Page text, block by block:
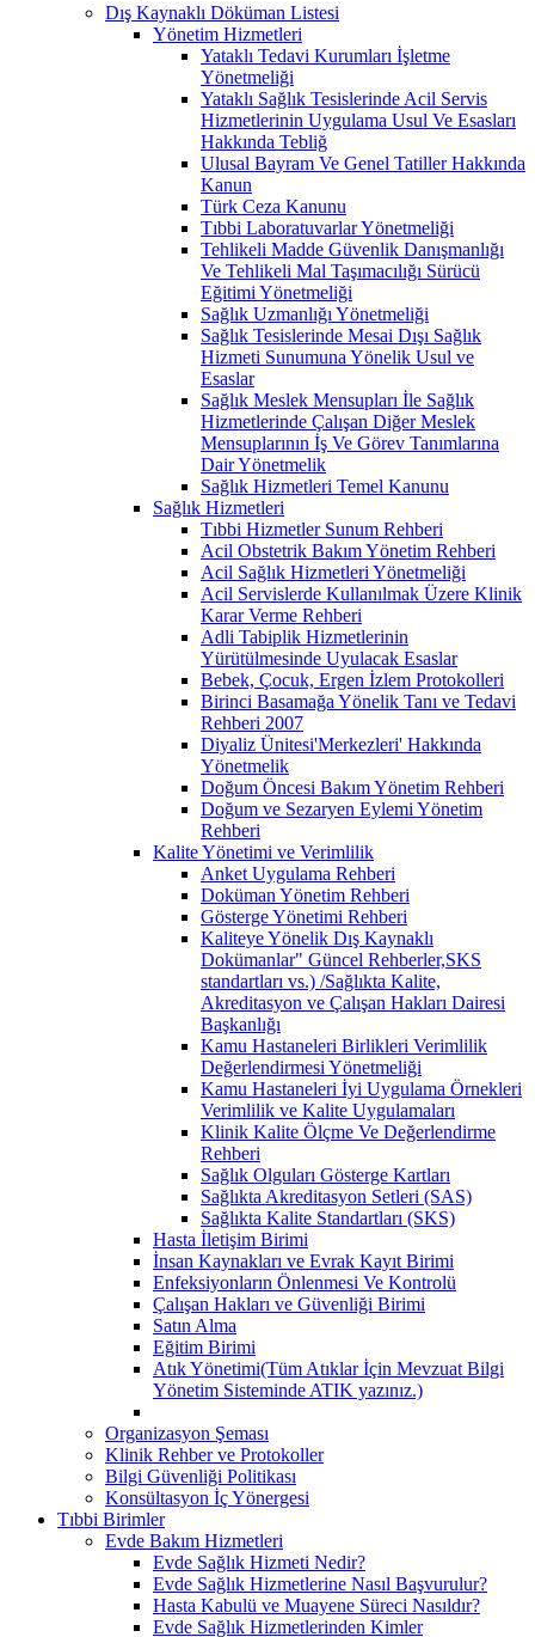
Dış Kaynaklı Döküman Listesi
Yönetim Hizmetleri
Yataklı Tedavi Kurumları İşletme
Yönetmeliği
Yataklı Sağlık Tesislerinde Acil Servis
Hizmetlerinin Uygulama Usul Ve Esasları
Hakkında Tebliğ
Ulusal Bayram Ve Genel Tatiller Hakkında
Kanun
Türk Ceza Kanunu
Tıbbi Laboratuvarlar Yönetmeliği
Tehlikeli Madde Güvenlik Danışmanlığı
Ve Tehlikeli Mal Taşımacılığı Sürücü
Eğitimi Yönetmeliği
Sağlık Uzmanlığı Yönetmeliği
Sağlık Tesislerinde Mesai Dışı Sağlık
Hizmeti Sunumuna Yönelik Usul ve
Esaslar
Sağlık Meslek Mensupları İle Sağlık
Hizmetlerinde Çalışan Diğer Meslek
Mensuplarının İş Ve Görev Tanımlarına
Dair Yönetmelik
Sağlık Hizmetleri Temel Kanunu
Sağlık Hizmetleri
Tıbbi Hizmetler Sunum Rehberi
Acil Obstetrik Bakım Yönetim Rehberi
Acil Sağlık Hizmetleri Yönetmeliği
Acil Servislerde Kullanılmak Üzere Klinik
Karar Verme Rehberi
Adli Tabiplik Hizmetlerinin
Yürütülmesinde Uyulacak Esaslar
Bebek, Çocuk, Ergen İzlem Protokolleri
Birinci Basamağa Yönelik Tanı ve Tedavi
Rehberi 2007
Diyaliz Ünitesi'Merkezleri' Hakkında
Yönetmelik
Doğum Öncesi Bakım Yönetim Rehberi
Doğum ve Sezaryen Eylemi Yönetim
Rehberi
Kalite Yönetimi ve Verimlilik
Anket Uygulama Rehberi
Doküman Yönetim Rehberi
Gösterge Yönetimi Rehberi
Kaliteye Yönelik Dış Kaynaklı
Dokümanlar" Güncel Rehberler,SKS
standartları vs.) /Sağlıkta Kalite,
Akreditasyon ve Çalışan Hakları Dairesi
Başkanlığı
Kamu Hastaneleri Birlikleri Verimlilik
Değerlendirmesi Yönetmeliği
Kamu Hastaneleri İyi Uygulama Örnekleri
Verimlilik ve Kalite Uygulamaları
Klinik Kalite Ölçme Ve Değerlendirme
Rehberi
Sağlık Olguları Gösterge Kartları
Sağlıkta Akreditasyon Setleri (SAS)
Sağlıkta Kalite Standartları (SKS)
Hasta İletişim Birimi
İnsan Kaynakları ve Evrak Kayıt Birimi
Enfeksiyonların Önlenmesi Ve Kontrolü
Çalışan Hakları ve Güvenliği Birimi
Satın Alma
Eğitim Birimi
Atık Yönetimi(Tüm Atıklar İçin Mevzuat Bilgi
Yönetim Sisteminde ATIK yazınız.)
Organizasyon Şeması
Klinik Rehber ve Protokoller
Bilgi Güvenliği Politikası
Konsültasyon İç Yönergesi
Tıbbi Birimler
Evde Bakım Hizmetleri
Evde Sağlık Hizmeti Nedir?
Evde Sağlık Hizmetlerine Nasıl Başvurulur?
Hasta Kabulü ve Muayene Süreci Nasıldır?
Evde Sağlık Hizmetlerinden Kimler